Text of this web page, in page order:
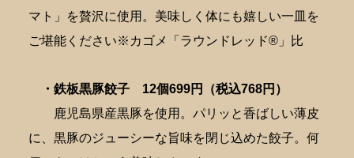
マト」を贅沢に使用。美味しく体にも嬉しい一皿を
ご堪能ください※カゴメ「ラウンドレッド®」比
・鉄板黒豚餃子 12個699円（税込768円）
鹿児島県産黒豚を使用。パリッと香ばしい薄皮
に、黒豚のジューシーな旨味を閉じ込めた餃子。何